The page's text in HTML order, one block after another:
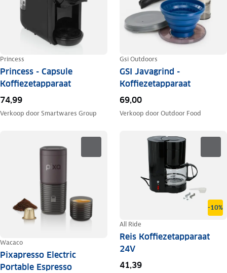
Princess
Princess - Capsule
Koffiezetapparaat
74,99
Verkoop doorSmartwares Group
Gsi Outdoors
GSI Javagrind -
Koffiezetapparaat
69,00
Verkoop doorOutdoor Food
Wacaco
Pixapresso Electric
Portable Espresso
-10%
All Ride
Reis Koffiezetapparaat
24V
41,39